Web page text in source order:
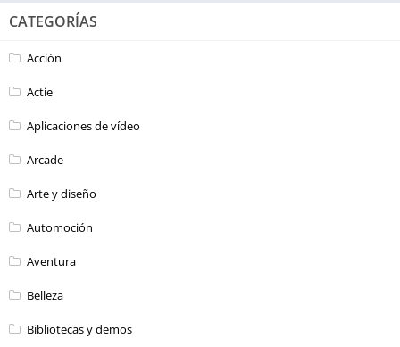
CATEGORÍAS
Acción
Actie
Aplicaciones de vídeo
Arcade
Arte y diseño
Automoción
Aventura
Belleza
Bibliotecas y demos